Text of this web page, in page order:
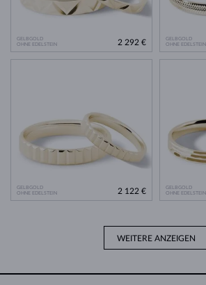
GELBGOLD
OHNE EDELSTEIN
2 292 €
GELBGOLD
OHNE EDELSTEIN
GELBGOLD
OHNE EDELSTEIN
2 122 €
GELBGOLD
OHNE EDELSTEIN
WEITERE ANZEIGEN